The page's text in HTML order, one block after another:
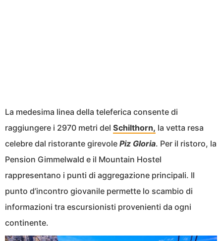
La medesima linea della teleferica consente di
raggiungere i 2970 metri del Schilthorn, la vetta resa
celebre dal ristorante girevole Piz Gloria. Per il ristoro, la
Pension Gimmelwald e il Mountain Hostel
rappresentano i punti di aggregazione principali. Il
punto d’incontro giovanile permette lo scambio di
informazioni tra escursionisti provenienti da ogni
continente.